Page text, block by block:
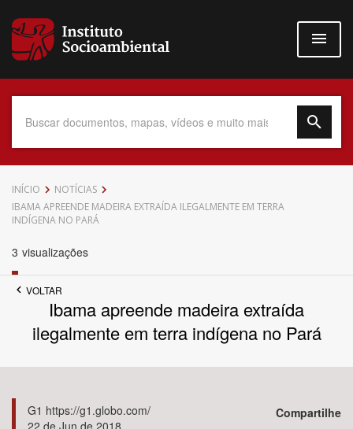
para
conteúdo
Data do Documento
Povo Indígena
INÍCIO
NOTÍCIAS
IBAMA APREENDE MADEIRA EXTRAÍDA ILEGALMENTE EM TERRA
INDÍGENA NO PARÁ
3 visualizações
VOLTAR
Ibama apreende madeira extraída
ilegalmente em terra indígena no Pará
G1 https://g1.globo.com/
22 de Jun de 2018
Compartilhe